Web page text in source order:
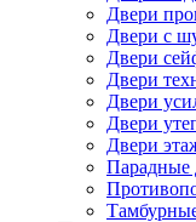
Двери
Двери с
Двери
Двери
Двери
Двери
Двери
Парадные